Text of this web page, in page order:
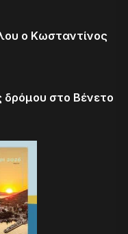
ο Κωσταντίνος
στο Βένετο